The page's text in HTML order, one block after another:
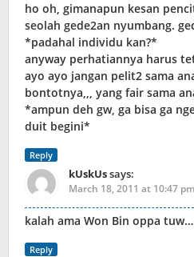
ho oh, gimanapun kesan
seolah gede2an nyumbang.
*padahal individu kan?*
anyway perhatiannya harus
ayo ayo jangan pelit2 sama
bontotnya,,, yang fair sama
*ampun deh gw, ga bisa ga
duit begini*
Reply
kUskUssays:
March 18, 2011 at 10:47 pm
kalah ama Won Bin oppa
Reply